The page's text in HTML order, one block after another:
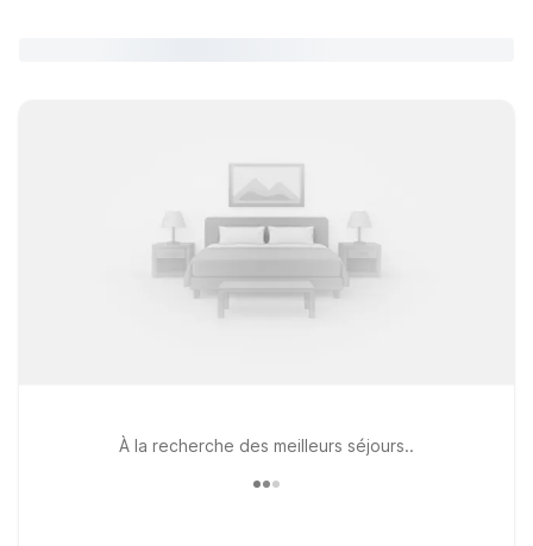
À la recherche des meilleurs séjours..